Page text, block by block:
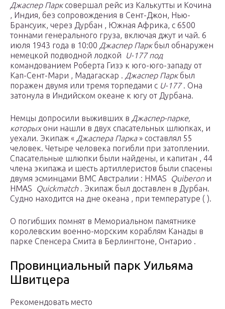
Джаспер Парксовершал рейс из Калькутты и Кочина
, Индия, без сопровождения в Сент-Джон, Нью-
Брансуик, через Дурбан , Южная Африка, с 6500
тоннами генерального груза, включая джут и чай. 6
июля 1943 года в 10:00 Джаспер Паркбыл обнаружен
немецкой подводной лодкой
U-177 под
командованием Роберта Гизэ к юго-юго-западу от
Кап-Сент-Мари , Мадагаскар . Джаспер Паркбыл
поражен двумя или тремя торпедами с U-177. Она
затонула в Индийском океане к югу от Дурбана.
Немцы допросили выживших в Джаспер-парке,
которыхони нашли в двух спасательных шлюпках, и
уехали. Экипаж « Джаспера Парка» составлял 55
человек. Четыре человека погибли при затоплении.
Спасательные шлюпки были найдены, и капитан , 44
члена экипажа и шесть артиллеристов были спасены
двумя эсминцами ВМС Австралии : HMAS
Quiberonи
HMAS
Quickmatch. Экипаж был доставлен в Дурбан.
Судно находится на дне океана , при температуре ( ).
О погибших помнят в Мемориальном памятнике
королевским военно-морским кораблям Канады в
парке Спенсера Смита в Берлингтоне, Онтарио .
Провинциальный парк Уильяма
Швитцера
Рекомендовать место